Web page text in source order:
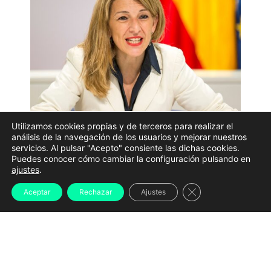
Yolanda Díaz, Vicepresidenta Segunda del Gobierno de
Utilizamos cookies propias y de terceros para realizar el
análisis de la navegación de los usuarios y mejorar nuestros
servicios. Al pulsar "Acepto" consiente las dichas cookies.
Puedes conocer cómo cambiar la configuración pulsando en
ajustes.
Aceptar Rechazar Ajustes Cerrar el banner de